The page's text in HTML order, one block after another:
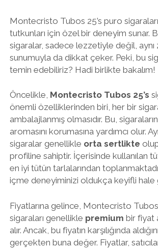
Montecristo Tubos 25’s puro
tutkunları için özel bir deneyim sunar.
sigaralar, sadece lezzetiyle değil, aynı
sunumuyla da dikkat çeker. Peki, bu
temin edebiliriz? Hadi birlikte bakalım!
Öncelikle, Montecristo Tubos 25’s
önemli özelliklerinden biri, her bir
ambalajlanmış olmasıdır. Bu,
aromasını korumasına yardımcı olur.
sigaralar genellikle orta sertlikte
profiline sahiptir. İçerisinde kullanılan
en iyi tütün tarlalarından
içme deneyiminizi oldukça keyifli hale
Fiyatlarına gelince, Montecristo Tubos
sigaraları genellikle premium bir fiyat
alır. Ancak, bu fiyatın karşılığında
gerçekten buna değer. Fiyatlar,